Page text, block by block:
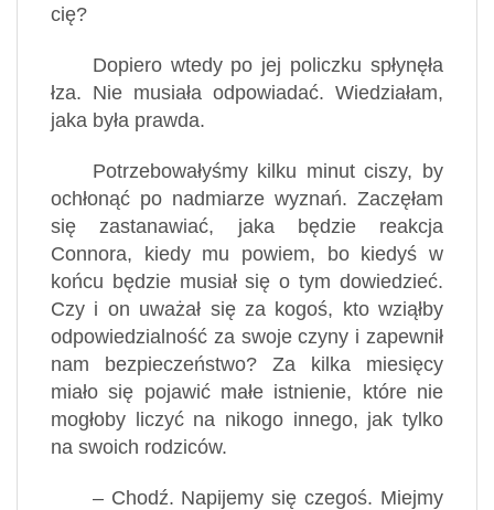
cię?
Dopiero wtedy po jej policzku spłynęła
łza. Nie musiała odpowiadać. Wiedziałam,
jaka była prawda.
Potrzebowałyśmy kilku minut ciszy, by
ochłonąć po nadmiarze wyznań. Zaczęłam
się zastanawiać, jaka będzie reakcja
Connora, kiedy mu powiem, bo kiedyś w
końcu będzie musiał się o tym dowiedzieć.
Czy i on uważał się za kogoś, kto wziąłby
odpowiedzialność za swoje czyny i zapewnił
nam bezpieczeństwo? Za kilka miesięcy
miało się pojawić małe istnienie, które nie
mogłoby liczyć na nikogo innego, jak tylko
na swoich rodziców.
– Chodź. Napijemy się czegoś. Miejmy